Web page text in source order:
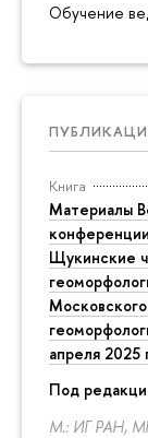
Обучение
Книга
Материалы
Щукинские
апреля 2025
Под
М.: ИГ РАН,